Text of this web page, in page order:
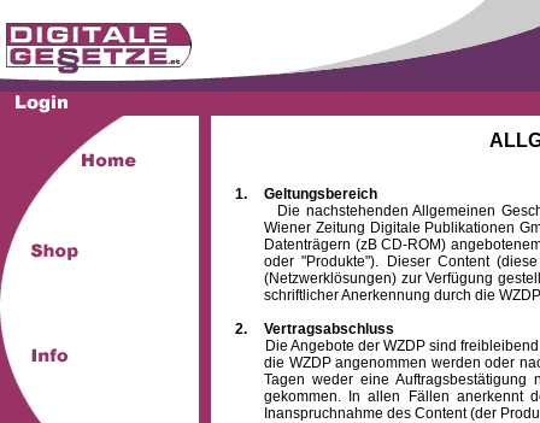
1.
Geltungsbereich
Die nachstehenden Allgemeinen
Wiener Zeitung Digitale Publikationen
Datenträgern (zB CD-ROM)
oder "Produkte"). Dieser Content
(Netzwerklösungen) zur Verfügung
schriftlicher Anerkennung durch die
2.
Vertragsabschluss
Die Angebote der WZDP sind freibleibend.
die WZDP angenommen werden oder
Tagen weder eine
gekommen. In allen Fällen anerkennt
Inanspruchnahme des Content (der